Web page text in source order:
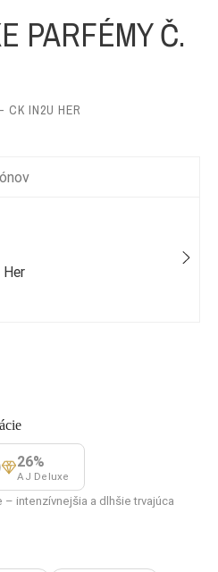
PARFÉMY Č.
CK IN2U HER
Her
26%
AJ Deluxe
intenzívnejšia a dlhšie trvajúca